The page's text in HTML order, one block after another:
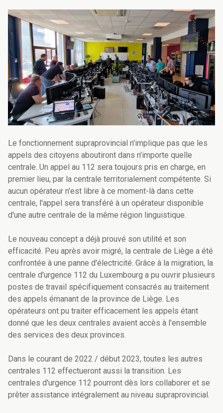
Le fonctionnement supraprovincial n'implique pas que les
appels des citoyens aboutiront dans n'importe quelle
centrale. Un appel au 112 sera toujours pris en charge, en
premier lieu, par la centrale territorialement compétente. Si
aucun opérateur n'est libre à ce moment-là dans cette
centrale, l'appel sera transféré à un opérateur disponible
d'une autre centrale de la même région linguistique.
Le nouveau concept a déjà prouvé son utilité et son
efficacité. Peu après avoir migré, la centrale de Liège a été
confrontée à une panne d'électricité. Grâce à la migration, la
centrale d'urgence 112 du Luxembourg a pu ouvrir plusieurs
postes de travail spécifiquement consacrés au traitement
des appels émanant de la province de Liège. Les
opérateurs ont pu traiter efficacement les appels étant
donné que les deux centrales avaient accès à l'ensemble
des services des deux provinces.
Dans le courant de 2022 / début 2023, toutes les autres
centrales 112 effectueront aussi la transition. Les
centrales d'urgence 112 pourront dès lors collaborer et se
prêter assistance intégralement au niveau supraprovincial.